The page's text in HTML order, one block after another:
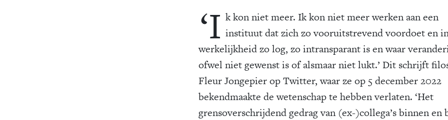
‘I k kon niet meer. Ik kon niet meer werken aan een
instituut dat zich zo vooruitstrevend voordoet en
werkelijkheid zo log, zo intransparant is en waar
ofwel niet gewenst is of alsmaar niet lukt.’ Dit schrijft
Fleur Jongepier op Twitter, waar ze op 5 december 2022
bekendmaakte de wetenschap te hebben verlaten. ‘Het
grensoverschrijdend gedrag van (ex-)collega’s binnen en